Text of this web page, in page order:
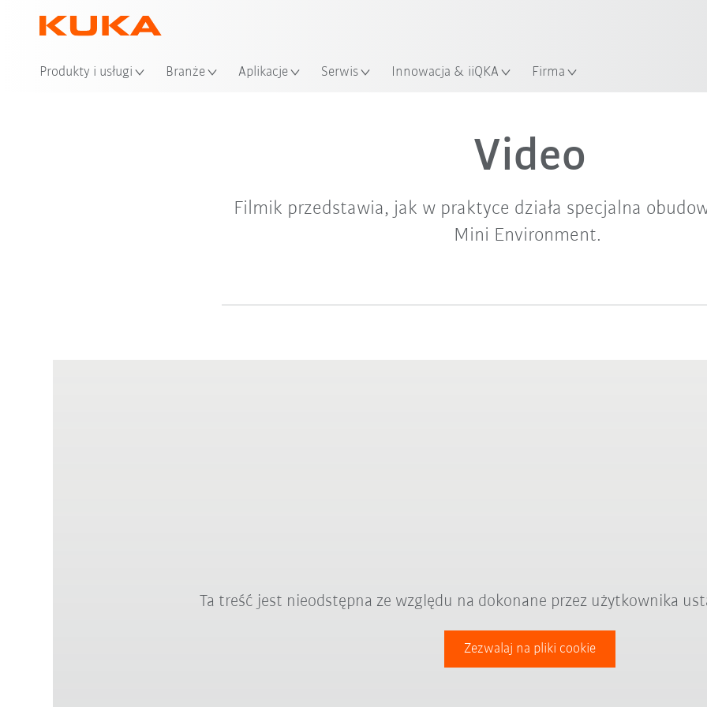
Produkty i usługi Branże Aplikacje Serwis Innowacja & iiQKA Firma
Filmik z testem praktycznym
Video
Filmik przedstawia, jak w praktyce działa specjalna
Mini Environment.
Ta treść jest nieodstępna ze względu na dokonane przez użytkownika
Zezwalaj na pliki cookie